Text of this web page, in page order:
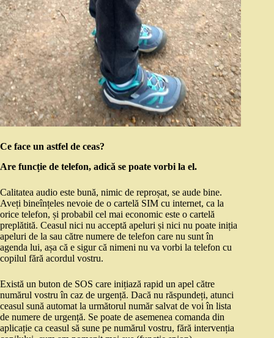
Ce face un astfel de ceas?
Are funcție de telefon, adică se poate vorbi la el.
Calitatea audio este bună, nimic de reproșat, se aude bine.
Aveți bineînțeles nevoie de o cartelă SIM cu internet, ca la
orice telefon, și probabil cel mai economic este o cartelă
preplătită. Ceasul nici nu acceptă apeluri și nici nu poate iniția
apeluri de la sau către numere de telefon care nu sunt în
agenda lui, așa că e sigur că nimeni nu va vorbi la telefon cu
copilul fără acordul vostru.
Există un buton de SOS care inițiază rapid un apel către
numărul vostru în caz de urgență. Dacă nu răspundeți, atunci
ceasul sună automat la următorul număr salvat de voi în lista
de numere de urgență. Se poate de asemenea comanda din
aplicație ca ceasul să sune pe numărul vostru, fără intervenția